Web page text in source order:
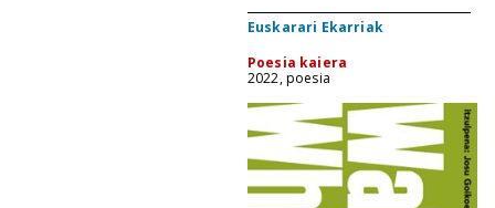
Euskarari Ekarriak
Poesia kaiera
2022, poesia